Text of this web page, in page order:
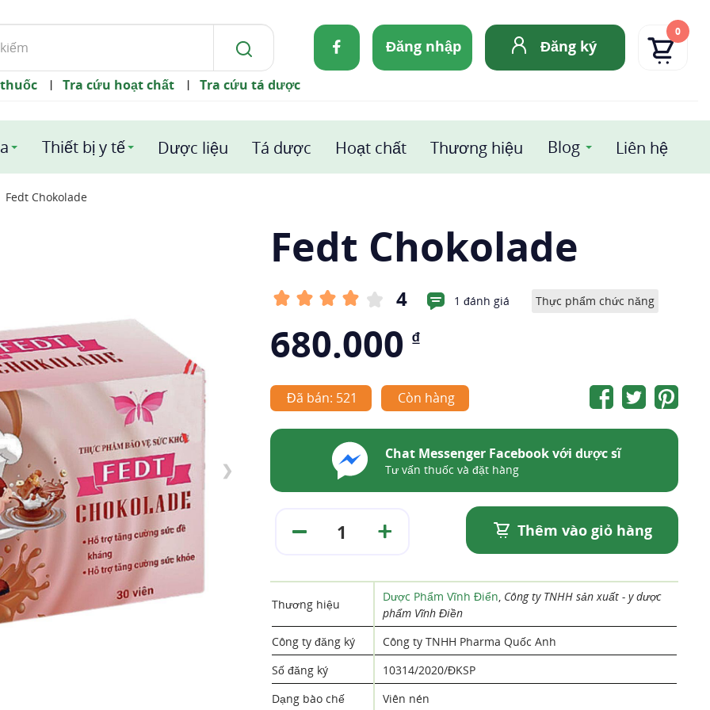
Đăng nhập Đăng ký
0
| Tra cứu hoạt chất | Tra cứu tá dược
Thiết bị y tế Dược liệu Tá dược Hoạt chất Thương hiệu Blog Liên hệ
Fedt Chokolade
❯
Fedt Chokolade
4 1 đánh giá Thực phẩm chức năng
680.000 ₫
Đã bán: 521 Còn hàng
Chat Messenger Facebook với dược sĩ
Tư vấn thuốc và đặt hàng
Thêm vào giỏ hàng
Thương hiệu
Dược Phẩm Vĩnh Điển, Công ty TNHH sản xuất - y dược
phẩm Vĩnh Điền
Công ty đăng ký
Công ty TNHH Pharma Quốc Anh ​​
Số đăng ký
10314/2020/ĐKSP
Dạng bào chế
Viên nén